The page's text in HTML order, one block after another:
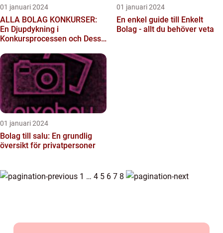
01 januari 2024
ALLA BOLAG KONKURSER:
En Djupdykning i
Konkursprocessen och Dess
01 januari 2024
En enkel guide till Enkelt
Bolag - allt du behöver veta
01 januari 2024
Bolag till salu: En grundlig
översikt för privatpersoner
1 … 4 5 6 7 8